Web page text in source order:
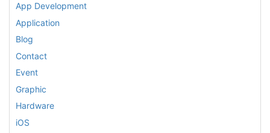
App Development
Application
Blog
Contact
Event
Graphic
Hardware
iOS